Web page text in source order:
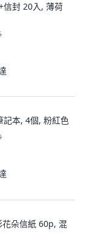
信封 20入, 薄荷
記本, 4個, 粉紅色
朵信紙 60p, 混